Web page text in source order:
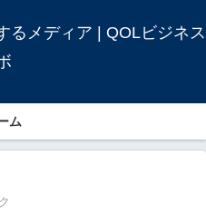
るメディア | QOLビジネス
ム